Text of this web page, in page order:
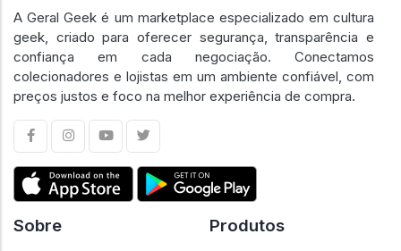
A Geral Geek é um marketplace especializado em cultura
geek, criado para oferecer segurança, transparência e
confiança em cada negociação. Conectamos
colecionadores e lojistas em um ambiente confiável, com
preços justos e foco na melhor experiência de compra.
Sobre Produtos